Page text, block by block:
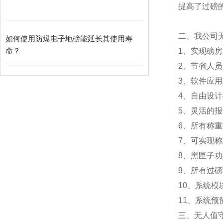
如何使用防爆电子地磅能延长其使用寿
命？
提高了过磅
二、我公司
1 、实现磅
2 、节省人
3 、软件应
4 、自由设
5 、灵活的
6 、所有称
7 、可实现
8 、黑匣子
9 、所有过
10 、系统
11 、系统
三、无人值